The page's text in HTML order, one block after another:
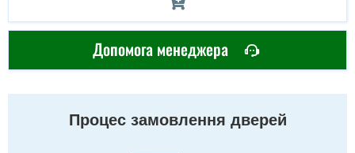
Допомога менеджера
Процес замовлення дверей